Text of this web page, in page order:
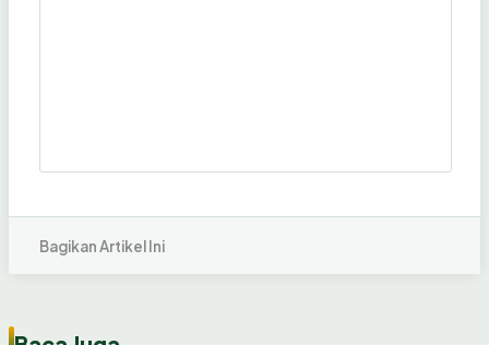
Bagikan Artikel Ini